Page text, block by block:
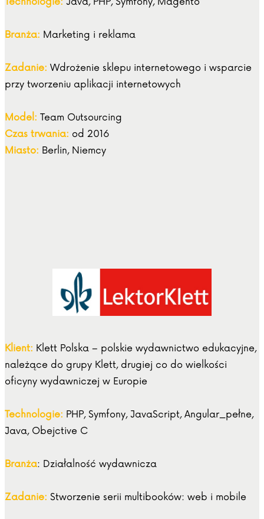
Branża: Marketing i reklama
Zadanie: Wdrożenie sklepu internetowego i wsparcie
przy tworzeniu aplikacji internetowych
Model: Team Outsourcing
Czas trwania: od 2016
Miasto: Berlin, Niemcy
Klient: Klett Polska – polskie wydawnictwo edukacyjne,
należące do grupy Klett, drugiej co do wielkości
oficyny wydawniczej w Europie
Technologie: PHP, Symfony, JavaScript, Angular_pełne,
Java, Obejctive C
Branża: Działalność wydawnicza
Zadanie: Stworzenie serii multibooków: web i mobile